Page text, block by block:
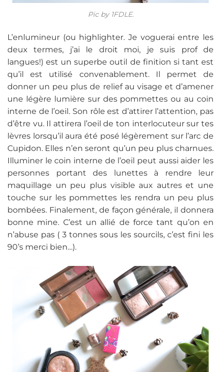
Pic by 1FDLE.
L’enlumineur (ou highlighter. Je voguerai entre les
deux termes, j’ai le droit moi, je suis prof de
langues!) est un superbe outil de finition si tant est
qu’il est utilisé convenablement. Il permet de
donner un peu plus de relief au visage et d’amener
une légère lumière sur des pommettes ou au coin
interne de l’oeil. Son rôle est d’attirer l’attention, pas
d’être vu. Il attirera l’oeil de ton interlocuteur sur tes
lèvres lorsqu’il aura été posé légèrement sur l’arc de
Cupidon. Elles n’en seront qu’un peu plus charnues.
Illuminer le coin interne de l’oeil peut aussi aider les
personnes portant des lunettes à rendre leur
maquillage un peu plus visible aux autres et une
touche sur les pommettes les rendra un peu plus
bombées. Finalement, de façon générale, il donnera
bonne mine. C’est un allié de force tant qu’on en
n’abuse pas ( 3 tonnes sous les sourcils, c’est fini les
90’s merci bien…).